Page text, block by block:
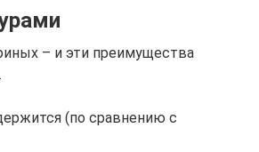
– и эти преимущества
(по сравнению с